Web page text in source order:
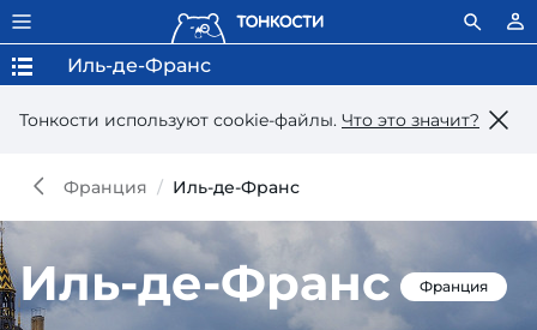
Тонкости используют сookie-файлы. Что это значит?
Иль-де-Франс
Франция Иль-де-Франс
Иль-де-Франс Франция